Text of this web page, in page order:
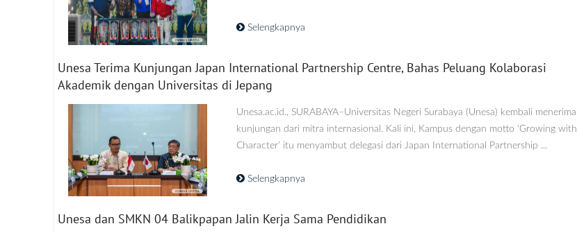
Selengkapnya
Unesa Terima Kunjungan Japan International Partnership Centre, Bahas Peluang Kolaborasi
Akademik dengan Universitas di Jepang
Unesa.ac.id., SURABAYA–Universitas Negeri Surabaya (Unesa) kembali menerima
kunjungan dari mitra internasional. Kali ini, Kampus dengan motto ‘Growing with
Character’ itu menyambut delegasi dari Japan International Partnership ...
Selengkapnya
Unesa dan SMKN 04 Balikpapan Jalin Kerja Sama Pendidikan